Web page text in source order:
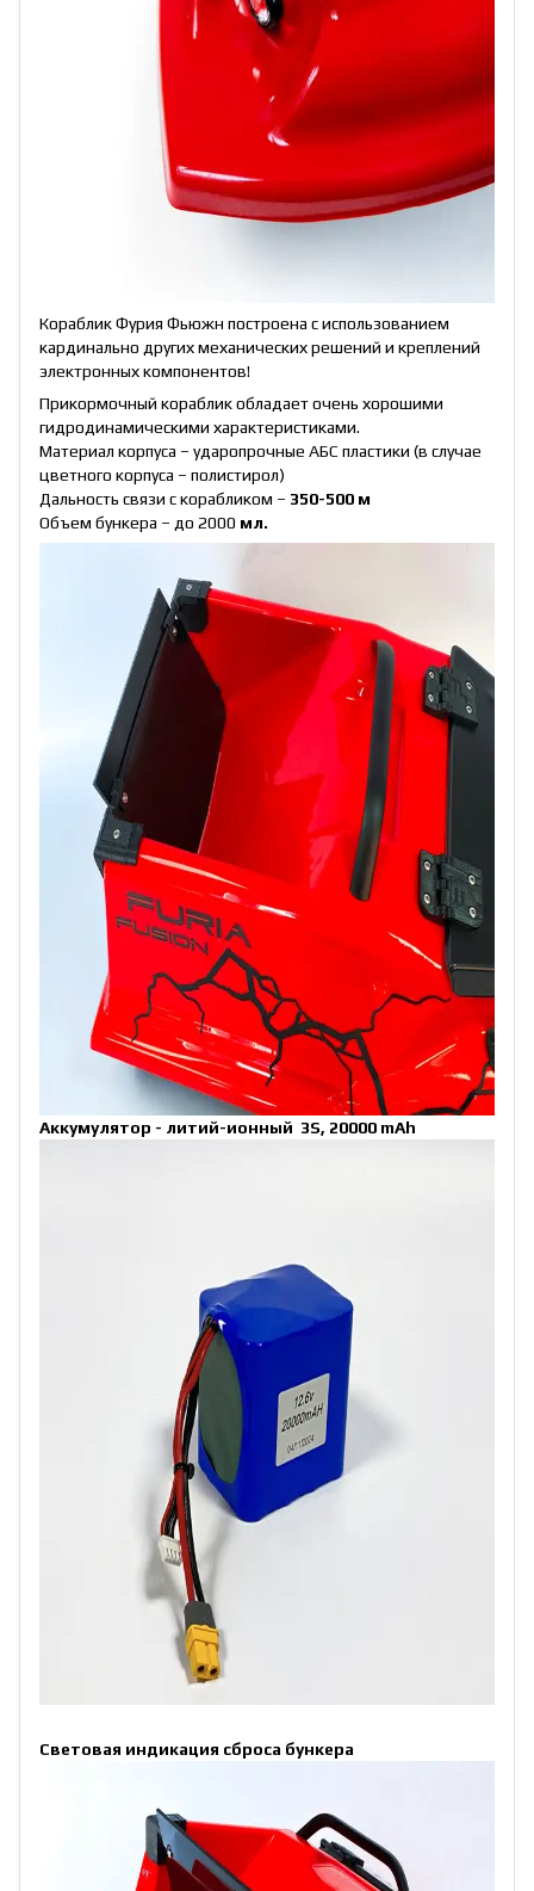
Кораблик Фурия Фьюжн построена с использованием
кардинально других механических решений и креплений
электронных компонентов!
Прикормочный кораблик обладает очень хорошими
гидродинамическими характеристиками.
Материал корпуса – ударопрочные АБС пластики (в случае
цветного корпуса – полистирол)
Дальность связи с корабликом – 350-500 м
Объем бункера – до 2000 мл.
Аккумулятор - литий-ионный 3S, 20000 mAh
Световая индикация сброса бункера